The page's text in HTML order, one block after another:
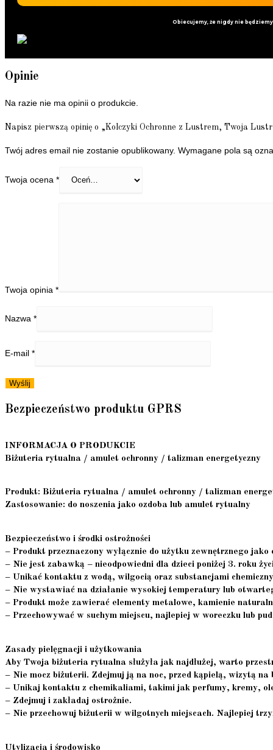
Obiecujemy, że nigdy nie
Opinie
Na razie nie ma opinii o produkcie.
Napisz pierwszą opinię o „Kolczyki Ochronne z Lustrem, Twoja
Twój adres email nie zostanie opublikowany. Wymagane pola są
Twoja ocena *
Twoja opinia *
Nazwa *
E-mail *
Bezpieczeństwo produktu GPRS
INFORMACJA O PRODUKCIE
Biżuteria rytualna / amulet ochronny / talizman energetyczny
Produkt: Biżuteria rytualna / amulet ochronny / talizman
Zastosowanie: do noszenia jako ozdoba lub amulet rytualny
Bezpieczeństwo i środki ostrożności
– Produkt przeznaczony wyłącznie do użytku zewnętrznego jako
– Nie jest zabawką – nieodpowiedni dla dzieci poniżej 3. roku
– Unikać kontaktu z wodą, wilgocią oraz substancjami
– Nie wystawiać na działanie wysokiej temperatury lub
– Produkt może zawierać elementy metalowe, kamienie
– Przechowywać w suchym miejscu, najlepiej w woreczku lub
Zasady pielęgnacji i użytkowania
Aby Twoja biżuteria rytualna służyła jak najdłużej, warto
– Nie mocz biżuterii. Zdejmuj ją na noc, przed kąpielą, wizytą na
– Unikaj kontaktu z chemikaliami, takimi jak perfumy, kremy,
– Zdejmuj i zakładaj ostrożnie.
– Nie przechowuj biżuterii w wilgotnych miejscach. Najlepiej
Utylizacja i środowisko